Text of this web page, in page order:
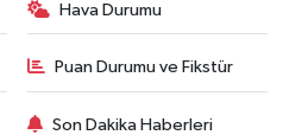
Hava Durumu
Puan Durumu ve Fikstür
Son Dakika Haberleri